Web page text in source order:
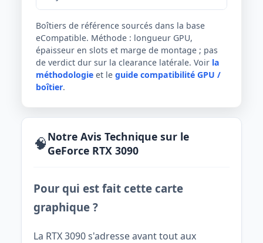
Boîtiers de référence sourcés dans la base
eCompatible. Méthode : longueur GPU,
épaisseur en slots et marge de montage ; pas
de verdict dur sur la clearance latérale. Voir la
méthodologie et le guide compatibilité GPU /
boîtier.
🧠Notre Avis Technique sur le
GeForce RTX 3090
Pour qui est fait cette carte
graphique ?
La RTX 3090 s'adresse avant tout aux